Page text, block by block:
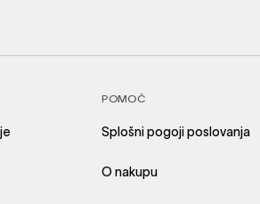
POMOČ
Splošni pogoji poslovanja
O nakupu